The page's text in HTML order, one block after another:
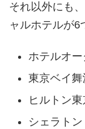
それ以外にも
ャルホテルが6
ホテルオ
東京ベイ舞
ヒルトン東
シェラト